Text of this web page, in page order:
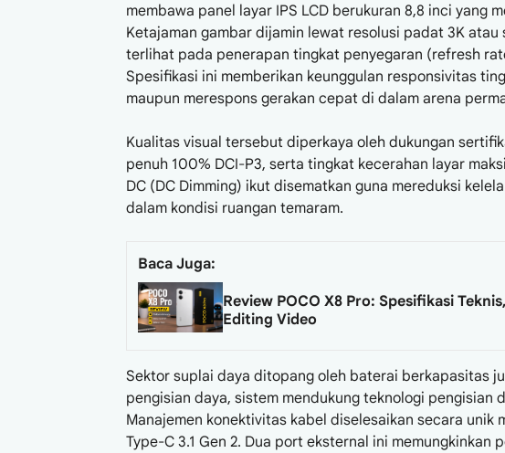
membawa panel layar IPS LCD berukuran 8,8 inci yang
Ketajaman gambar dijamin lewat resolusi padat 3K
terlihat pada penerapan tingkat penyegaran (refresh
Spesifikasi ini memberikan keunggulan responsivitas
maupun merespons gerakan cepat di dalam arena
Kualitas visual tersebut diperkaya oleh dukungan
penuh 100% DCI-P3, serta tingkat kecerahan layar
DC (DC Dimming) ikut disematkan guna mereduksi
dalam kondisi ruangan temaram.
Baca Juga:
Review POCO X8 Pro: Spesifikasi
Editing Video
Sektor suplai daya ditopang oleh baterai berkapasitas
pengisian daya, sistem mendukung teknologi pengisian
Manajemen konektivitas kabel diselesaikan secara unik
Type-C 3.1 Gen 2. Dua port eksternal ini memungkinkan